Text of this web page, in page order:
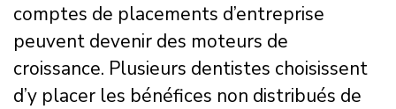
comptes de placements d’entreprise
peuvent devenir des moteurs de
croissance. Plusieurs dentistes choisissent
d’y placer les bénéfices non distribués de